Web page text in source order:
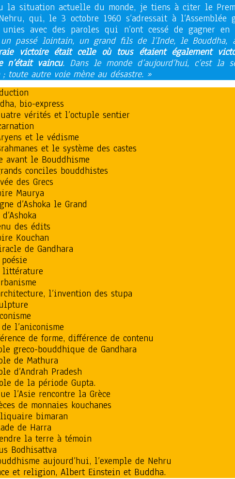
la situation actuelle du monde, je tiens à citer le
qui, le 3 octobre 1960 s’adressait à l’Assemblée
unies avec des paroles qui n’ont cessé de gagner en
passé lointain, un grand fils de l’Inde, le
victoire était celle où tous étaient également
n’était vaincu. Dans le monde d’aujourd’hui, c’est la
; toute autre voie mène au désastre. »
bio-express
vérités et l’octuple sentier
et le védisme
et le système des castes
avant le Bouddhisme
conciles bouddhistes
des Grecs
Maurya
d’Ashoka le Grand
des édits
Kouchan
de Gandhara
littérature
l’invention des stupa
l’aniconisme
de forme, différence de contenu
greco-bouddhique de Gandhara
de Mathura
d’Andrah Pradesh
de la période Gupta.
l’Asie rencontre la Grèce
de monnaies kouchanes
bimaran
de Harra
la terre à témoin
Bodhisattva
aujourd’hui, l’exemple de Nehru
et religion, Albert Einstein et Buddha.